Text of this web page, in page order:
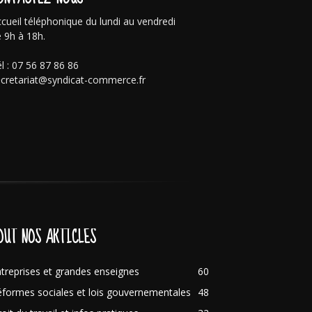
téléphonique du lundi au vendredi
9h à 18h.
: 07 56 87 86 86
commerce.fr
NOS ARTICLES
et grandes enseignes
60
sociales et lois gouvernementales
48